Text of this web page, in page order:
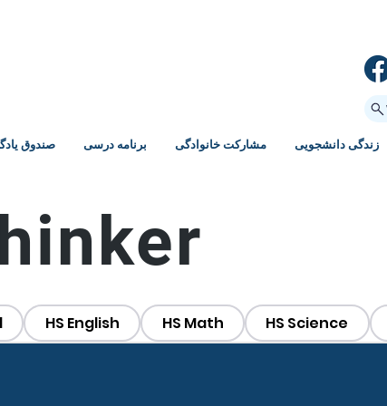
صندوق برنامه درسی مشارکت خانوادگی زندگی دانشجویی
HS English HS Math HS Science